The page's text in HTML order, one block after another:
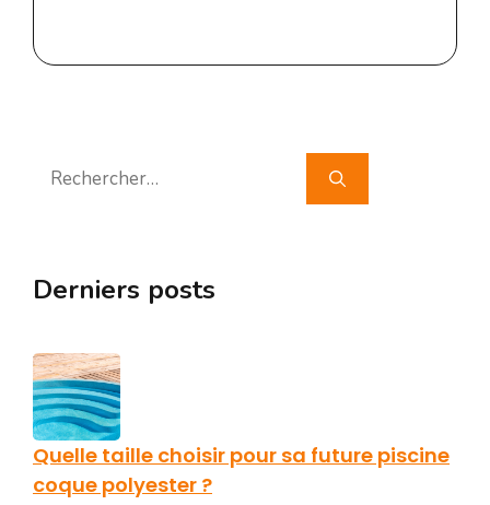
Rechercher :
Derniers posts
Quelle taille choisir pour sa future piscine
coque polyester ?